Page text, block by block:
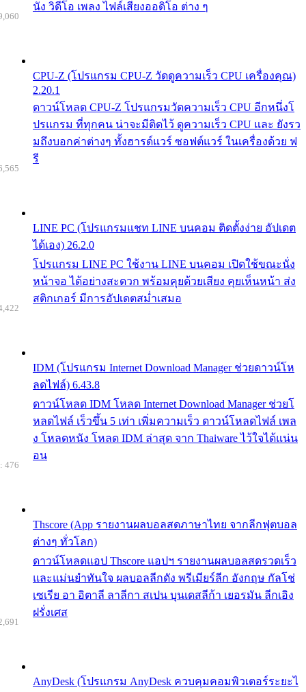
นัง วิดีโอ เพลง ไฟล์เสียงออดิโอ ต่าง ๆ
CPU-Z (โปรแกรม CPU-Z วัดดูความเร็ว CPU เครื่องคุณ)
2.20.1
ดาวน์โหลด CPU-Z โปรแกรมวัดความเร็ว CPU อีกหนึ่งโ
ปรแกรม ที่ทุกคน น่าจะมีติดไว้ ดูความเร็ว CPU และ ยังรว
มถึงบอกค่าต่างๆ ทั้งฮารด์แวร์ ซอฟต์แวร์ ในเครื่องด้วย ฟ
รี
LINE PC (โปรแกรมแชท LINE บนคอม ติดตั้งง่าย อัปเดต
ได้เอง) 26.2.0
โปรแกรม LINE PC ใช้งาน LINE บนคอม เปิดใช้ขณะนั่ง
หน้าจอ ได้อย่างสะดวก พร้อมคุยด้วยเสียง คุยเห็นหน้า ส่ง
สติกเกอร์ มีการอัปเดตสม่ำเสมอ
IDM (โปรแกรม Internet Download Manager ช่วยดาวน์โห
ลดไฟล์) 6.43.8
ดาวน์โหลด IDM โหลด Internet Download Manager ช่วยโ
หลดไฟล์ เร็วขึ้น 5 เท่า เพิ่มความเร็ว ดาวน์โหลดไฟล์ เพล
ง โหลดหนัง โหลด IDM ล่าสุด จาก Thaiware ไว้ใจได้แน่น
อน
Thscore (App รายงานผลบอลสดภาษาไทย จากลีกฟุตบอล
ต่างๆ ทั่วโลก)
ดาวน์โหลดแอป Thscore แอปฯ รายงานผลบอลสดรวดเร็ว
และแม่นยำทันใจ ผลบอลลีกดัง พรีเมียร์ลีก อังกฤษ กัลโช่
เซเรีย อา อิตาลี ลาลีกา สเปน บุนเดสลีก้า เยอรมัน ลีกเอิง
ฝรั่งเศส
476
AnyDesk (โปรแกรม AnyDesk ควบคุมคอมพิวเตอร์ระยะไ